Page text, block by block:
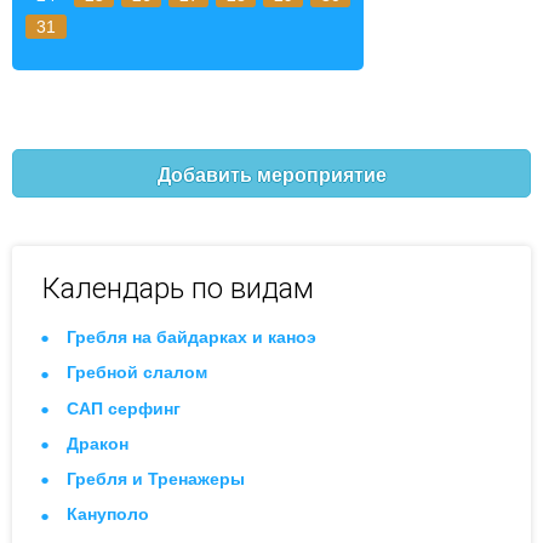
31
Добавить мероприятие
Календарь по видам
Гребля на байдарках и каноэ
Гребной слалом
САП серфинг
Дракон
Гребля и Тренажеры
Кануполо